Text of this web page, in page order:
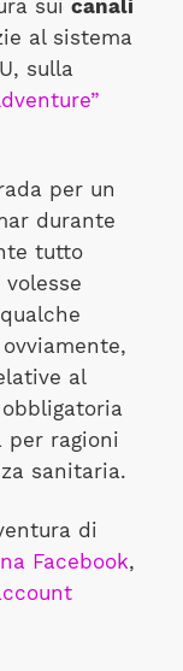
sui canali
al sistema
sulla
per un
durante
tutto
volesse
al
per ragioni
sanitaria.
di
Facebook,